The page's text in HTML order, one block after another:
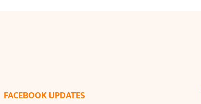
FACEBOOK UPDATES